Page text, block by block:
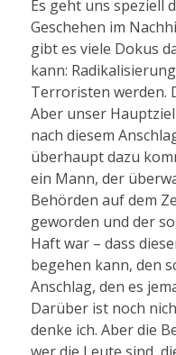
Es geht uns speziell
Geschehen im
gibt es viele Dokus
kann:
Terroristen werden.
Aber unser
nach diesem
überhaupt dazu
ein Mann, der
Behörden auf dem
geworden und der
Haft war – dass
begehen kann, den
Anschlag, den es
Darüber ist noch
denke ich. Aber die